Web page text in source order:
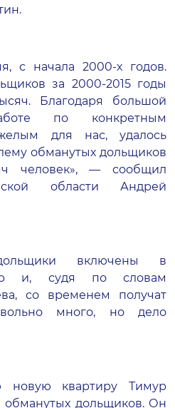
с начала 2000-х годов.
за 2000-2015 годы
Благодаря большой
по конкретным
для нас, удалось
обманутых дольщиков
человек», — сообщил
области Андрей
включены в
и, судя по словам
со временем получат
много, но дело
новую квартиру Тимур
обманутых дольщиков. Он